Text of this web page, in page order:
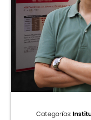
Categorías: